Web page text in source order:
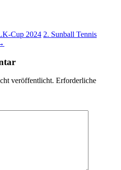
Cup 2024 2. Sunball Tennis
veröffentlicht. Erforderliche